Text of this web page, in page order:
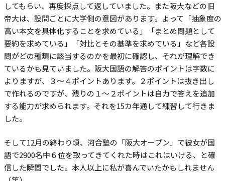
してもらい、再度採点して返していました。また阪大などの旧
帝大は、設問ごとに大学側の意図があります。よって「抽象度の
高い本文を具体化することを求めている」「まとめ問題として
要約を求めている」「対比とその基準を求めている」など各設
問がどの種類に該当するのかを最初に確認し、それが理解でき
ているかも見ていました。阪大国語の解答のポイントは字数に
よりますが、３〜４ポイントあります。２ポイントは抜き出し
で作れるのですが、残りの１〜２ポイントは自力で答えを追加
する能力が求められます。それを15カ年通して練習して行きま
した。
そして12月の終わり頃、河合塾の「阪大オープン」で彼女が国
語で2900名中６位を取ってきてくれた時はこれはいける、と確
信した瞬間でした。本人以上に私が喜んでいたかもしれません